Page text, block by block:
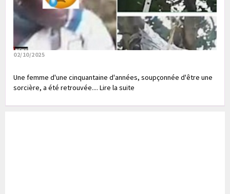
02/10/2025
Une femme d'une cinquantaine d'années, soupçonnée d'être une
sorcière, a été retrouvée.... Lire la suite